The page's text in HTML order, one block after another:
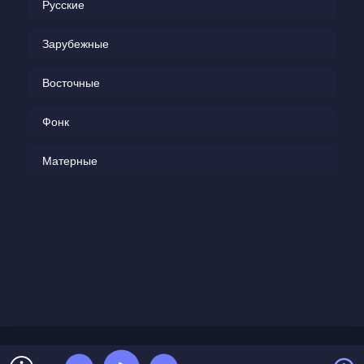
Вечно одна ты почему?
Вечно одна ты почему?
Русские
Зарубежные
Восточные
Фонк
Матерные